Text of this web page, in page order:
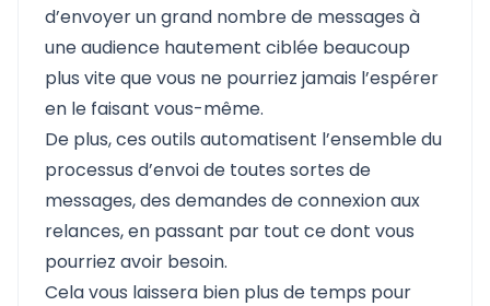
d’envoyer un grand nombre de messages à
une audience hautement ciblée beaucoup
plus vite que vous ne pourriez jamais l’espérer
en le faisant vous-même.
De plus, ces outils automatisent l’ensemble du
processus d’envoi de toutes sortes de
messages, des demandes de connexion aux
relances, en passant par tout ce dont vous
pourriez avoir besoin.
Cela vous laissera bien plus de temps pour